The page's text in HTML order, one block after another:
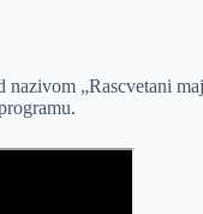
„Rascvetani